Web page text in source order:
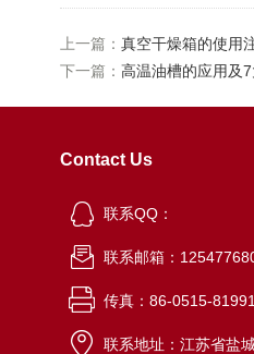
上一篇： 真空干燥箱的使用
下一篇： 高温油槽的应用及
Contact Us
联系QQ：
联系邮箱：
传真：86-0515-
联系地址：江苏省盐